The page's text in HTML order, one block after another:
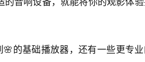
的基础播放器，还有一些更专